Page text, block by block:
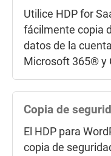
Utilice HDP for
fácilmente copia
datos de la
Microsoft 365® y
Copia de
El HDP para
copia de
VJBOD Cloud
almacenamiento
(Bucket) y hace
datos del NAS en
Copia de
del NAS
Utilice Snapshot